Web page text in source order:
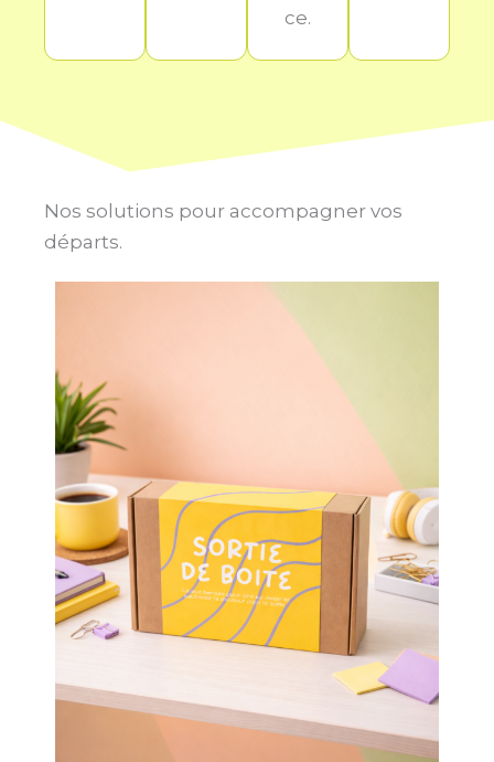
ce.
Nos solutions pour accompagner vos
départs.